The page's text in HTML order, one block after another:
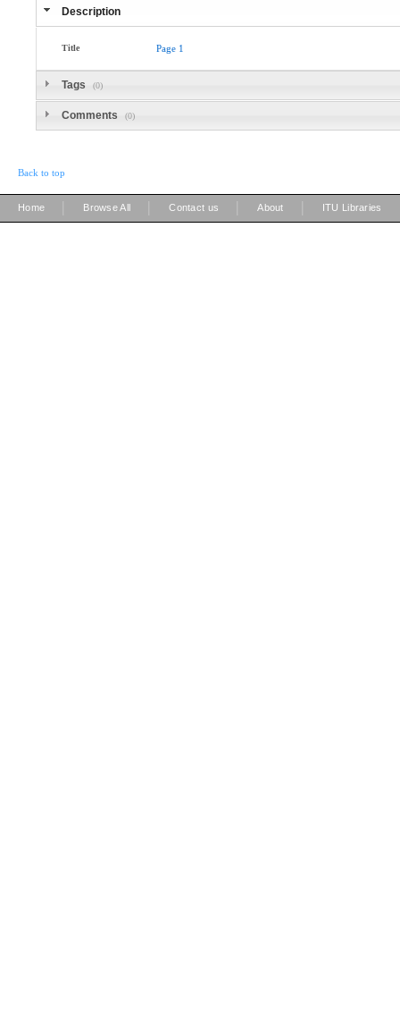
Description
Title Page 1
Tags (0)
Comments (0)
Back to top
Home Browse All Contact us About ITU Libraries